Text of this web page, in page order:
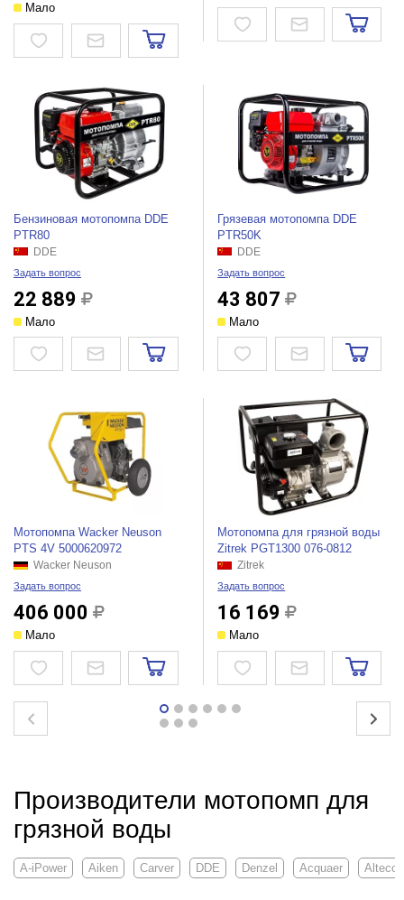
Мало
Бензиновая мотопомпа DDE
PTR80
DDE
Задать вопрос
22 889
Мало
Грязевая мотопомпа DDE
PTR50K
DDE
Задать вопрос
43 807
Мало
Мотопомпа Wacker Neuson
PTS 4V 5000620972
Wacker Neuson
Задать вопрос
406 000
Мало
Мотопомпа для грязной воды
Zitrek PGT1300 076-0812
Zitrek
Задать вопрос
16 169
Мало
Производители мотопомп для
грязной воды
A-iPower Aiken Carver DDE Denzel Acquaer Alteco